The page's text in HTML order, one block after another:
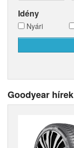
Idény
Nyári
Goodyear hírek